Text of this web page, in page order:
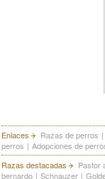
Enlaces Razas de perros |
perros | Adopciones de
Razas destacadas
Pastor
bernardo | Schnauzer |